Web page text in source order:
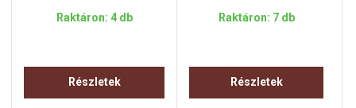
Raktáron: 4 db
Részletek
Raktáron: 7 db
Részletek